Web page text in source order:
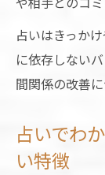
占いはきっか
に依存しない
間関係の改善に
占いでわ
い特徴